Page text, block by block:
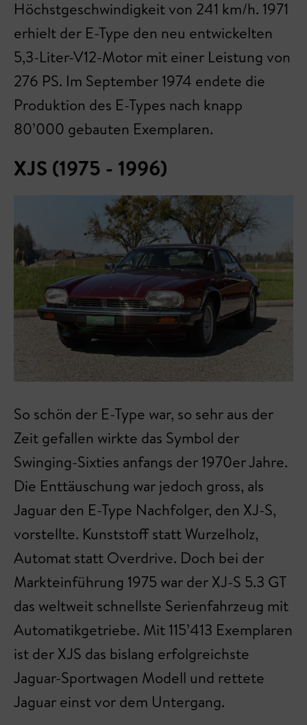
Höchstgeschwindigkeit von 241 km/h. 1971
erhielt der E-Type den neu entwickelten
5,3-Liter-V12-Motor mit einer Leistung von
276 PS. Im September 1974 endete die
Produktion des E-Types nach knapp
80’000 gebauten Exemplaren.
XJS (1975 - 1996)
So schön der E-Type war, so sehr aus der
Zeit gefallen wirkte das Symbol der
Swinging-Sixties anfangs der 1970er Jahre.
Die Enttäuschung war jedoch gross, als
Jaguar den E-Type Nachfolger, den XJ-S,
vorstellte. Kunststoff statt Wurzelholz,
Automat statt Overdrive. Doch bei der
Markteinführung 1975 war der XJ-S 5.3 GT
das weltweit schnellste Serienfahrzeug mit
Automatikgetriebe. Mit 115’413 Exemplaren
ist der XJS das bislang erfolgreichste
Jaguar-Sportwagen Modell und rettete
Jaguar einst vor dem Untergang.